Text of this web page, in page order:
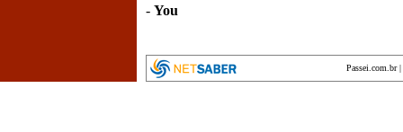
- You
Passei.com.br|